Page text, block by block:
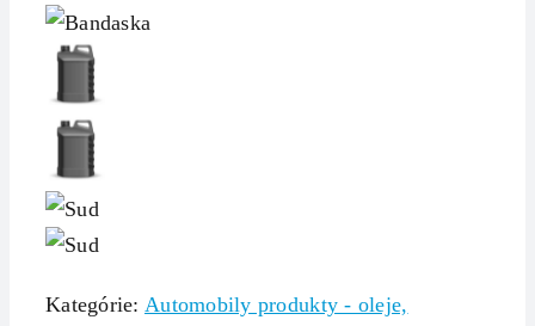
Kategórie: Automobily produkty - oleje,